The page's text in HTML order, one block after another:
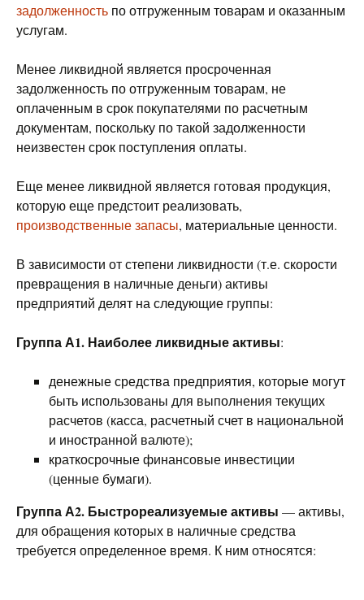
задолженность по отгруженным товарам и оказанным
услугам.
Менее ликвидной является просроченная
задолженность по отгруженным товарам, не
оплаченным в срок покупателями по расчетным
документам, поскольку по такой задолженности
неизвестен срок поступления оплаты.
Еще менее ликвидной является готовая продукция,
которую еще предстоит реализовать,
производственные запасы, материальные ценности.
В зависимости от степени ликвидности (т.е. скорости
превращения в наличные деньги) активы
предприятий делят на следующие группы:
Группа А1. Наиболее ликвидные активы:
денежные средства предприятия, которые могут
быть использованы для выполнения текущих
расчетов (касса, расчетный счет в национальной
и иностранной валюте);
краткосрочные финансовые инвестиции
(ценные бумаги).
Группа А2. Быстрореализуемые активы — активы,
для обращения которых в наличные средства
требуется определенное время. К ним относятся: